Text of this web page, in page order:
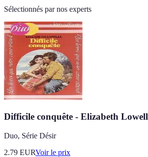
Sélectionnés par nos experts
Difficile conquête - Elizabeth Lowell
Duo, Série Désir
2.79 EURVoir le prix